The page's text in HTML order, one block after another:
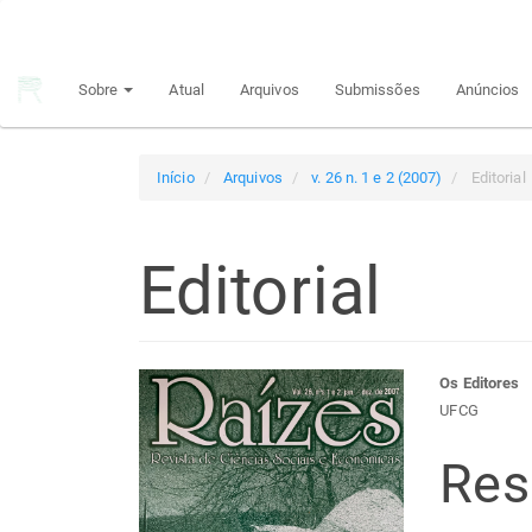
principal
Sobre Atual Arquivos Submissões Anúncios
Início Arquivos v. 26 n. 1 e 2 (2007) Editorial
Editorial
Barra
lateral
de
do
Os Editores
UFCG